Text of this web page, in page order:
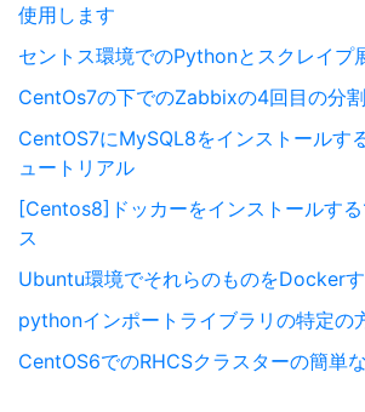
使用します
セントス環境でのPythonとスクレイプ
CentOs7の下でのZabbixの4回目の分
CentOS7にMySQL8をインストールす
ュートリアル
[Centos8]ドッカーをインストールす
ス
Ubuntu環境でそれらのものをDocker
pythonインポートライブラリの特定の
CentOS6でのRHCSクラスターの簡単